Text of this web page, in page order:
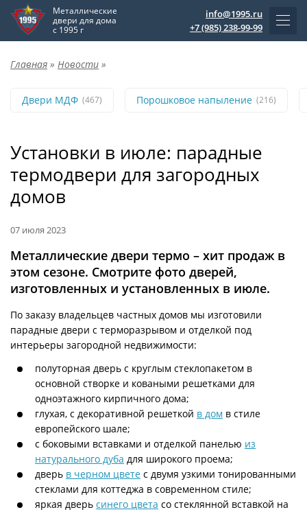
Металлические
двери для дома
с 1995 г
info@1995.ru
+7 (985) 238-99-99
Главная » Новости »
Двери МДФ (467) Порошковое напыление (216)
Установки в июле: парадные
термодвери для загородных
домов
07 июля 2023
Металлические двери термо – хит продаж в
этом сезоне. Смотрите фото дверей,
изготовленных и установленных в июле.
По заказу владельцев частных домов мы изготовили
парадные двери с терморазрывом и отделкой под
интерьеры загородной недвижимости:
полуторная дверь с круглым стеклопакетом в
основной створке и коваными решетками для
одноэтажного кирпичного дома;
глухая, с декоративной решеткой в дом в стиле
европейского шале;
с боковыми вставками и отделкой панелью из
натурального дуба для широкого проема;
дверь в черном цвете с двумя узкими тонированными
стеклами для коттеджа в современном стиле;
яркая дверь синего цвета со стеклянной вставкой на